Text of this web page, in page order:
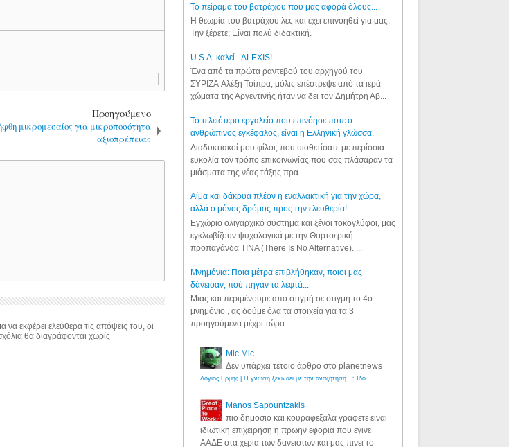
Προηγούμενο
μικρομεσαίος για μικροποσότητα
αξιοπρέπειας
εκφέρει ελεύθερα τις απόψεις του, οι
θα διαγράφονται χωρίς
Το πείραμα του βατράχου που μας αφορά όλους...
Η θεωρία του βατράχου λες και έχει επινοηθεί για μας.
Την ξέρετε; Είναι πολύ διδακτική.
U.S.A. καλεί...ALEXIS!
Ένα από τα πρώτα ραντεβού του αρχηγού του
ΣΥΡΙΖΑ Αλέξη Τσίπρα, μόλις επέστρεψε από τα ιερά
χώματα της Αργεντινής ήταν να δει τον Δημήτρη Αβ...
Το τελειότερο εργαλείο που επινόησε ποτε ο
ανθρώπινος εγκέφαλος, είναι η Ελληνική γλώσσα.
Διαδυκτιακοί μου φίλοι, που υιοθετίσατε με περίσσια
ευκολία τον τρόπο επικοινωνίας που σας πλάσαραν τα
μιάσματα της νέας τάξης πρα...
Αίμα και δάκρυα πλέον η εναλλακτική για την χώρα,
αλλά ο μόνος δρόμος προς την ελευθερία!
Εγχώριο ολιγαρχικό σύστημα και ξένοι τοκογλύφοι, μας
εγκλωβίζουν ψυχολογικά με την Θαρτσερική
προπαγάνδα TINA (There Is No Alternative). ...
Μνημόνια: Ποια μέτρα επιβλήθηκαν, ποιοι μας
δάνεισαν, πού πήγαν τα λεφτά...
Μιας και περιμένουμε απο στιγμή σε στιγμή το 4ο
μνημόνιο , ας δούμε όλα τα στοιχεία για τα 3
προηγούμενα μέχρι τώρα...
Mic Mic
Δεν υπάρχει τέτοιο άρθρο στο planetnews
Λόγιος Ερμής | Η γνώση ξεκινάει με την αναζήτηση...: Ιδού οι 18 που χρωστούν 11 δις ευρώ!
Manos Sapountzakis
πιο δημοσιο και κουραφεξαλα γραφετε ειναι
ιδιωτικη επιχειρηση η πρωην εφορια που εγινε
ΑΑΔΕ στα χερια των δανειστων και μας πινει το